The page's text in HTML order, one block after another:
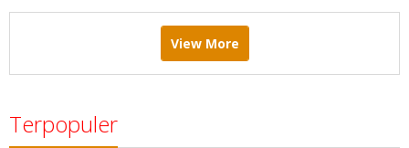
View More
Terpopuler